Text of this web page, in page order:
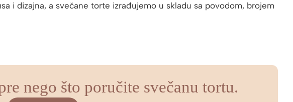
i dizajna, a svečane torte izrađujemo u skladu sa povodom, brojem
nego što poručite svečanu tortu.